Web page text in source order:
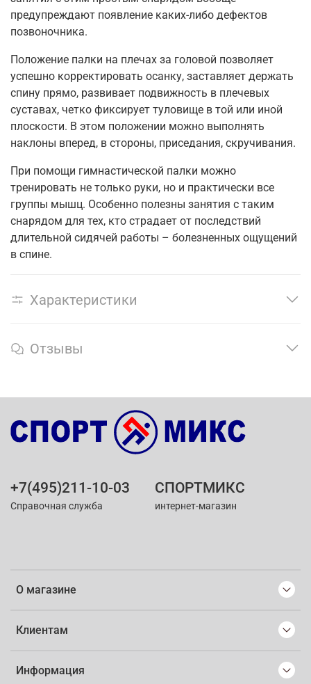
предупреждают появление каких-либо дефектов
позвоночника.
Положение палки на плечах за головой позволяет
успешно корректировать осанку, заставляет держать
спину прямо, развивает подвижность в плечевых
суставах, четко фиксирует туловище в той или иной
плоскости. В этом положении можно выполнять
наклоны вперед, в стороны, приседания, скручивания.
При помощи гимнастической палки можно
тренировать не только руки, но и практически все
группы мышц. Особенно полезны занятия с таким
снарядом для тех, кто страдает от последствий
длительной сидячей работы – болезненных ощущений
в спине.
Характеристики
Отзывы
О магазине
Клиентам
Информация
+7(495)211-10-03
Справочная служба
СПОРТМИКС
интернет-магазин